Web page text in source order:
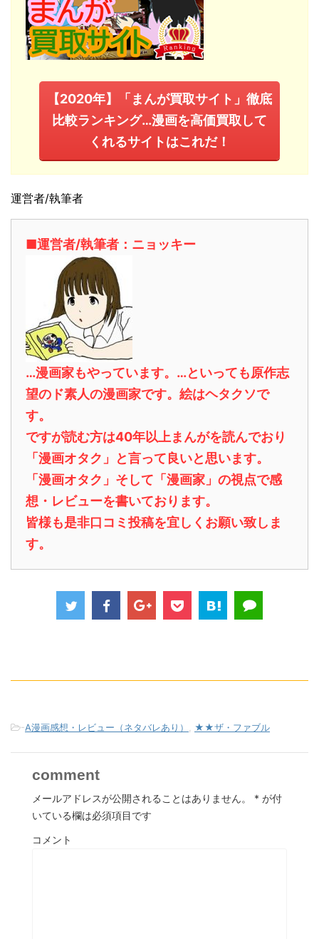
【2020年】「まんが買取サイト」徹底
比較ランキング…漫画を高価買取して
くれるサイトはこれだ！
運営者/執筆者
■運営者/執筆者：ニョッキー
…漫画家もやっています。…といっても原作志
望のド素人の漫画家です。絵はヘタクソで
す。
ですが読む方は40年以上まんがを読んでおり
「漫画オタク」と言って良いと思います。
「漫画オタク」そして「漫画家」の視点で感
想・レビューを書いております。
皆様も是非口コミ投稿を宜しくお願い致しま
す。
-A漫画感想・レビュー（ネタバレあり） ★★ザ・ファブル
comment
メールアドレスが公開されることはありません。 * が付
いている欄は必須項目です
コメント